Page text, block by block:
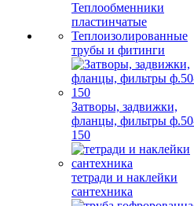
Теплообменники
пластинчатые
Теплоизолированные
трубы и фитинги
Затворы, задвижки,
фланцы, фильтры
150
тетради и наклейки
сантехника